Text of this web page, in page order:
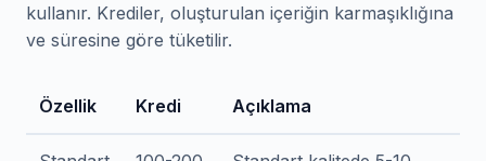
kullanır. Krediler, oluşturulan içeriğin karmaşıklığına
ve süresine göre tüketilir.
Özellik Kredi Açıklama